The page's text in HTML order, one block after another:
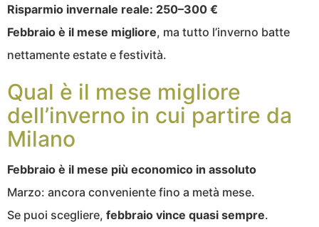
Risparmio invernale reale: 250–300 €
Febbraio è il mese migliore, ma tutto l’inverno batte
nettamente estate e festività.
Qual è il mese migliore
dell’inverno in cui partire da
Milano
Febbraio è il mese più economico in assoluto
Marzo: ancora conveniente fino a metà mese.
Se puoi scegliere, febbraio vince quasi sempre.